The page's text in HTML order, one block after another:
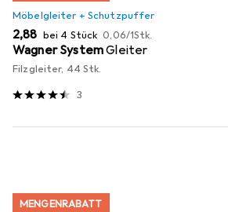
Möbelgleiter + Schutzpuffer
EUR
2,88 bei 4 Stück EUR
0,06/1Stk.
Wagner SystemGleiter
Filzgleiter, 44 Stk.
3
MENGENRABATT